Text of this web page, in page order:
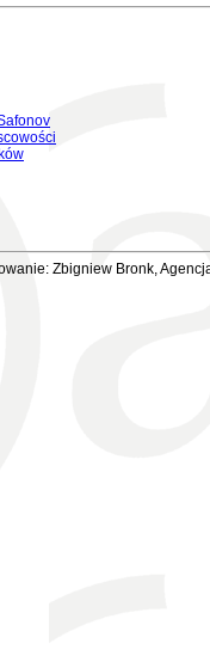
Zbigniew Bronk,